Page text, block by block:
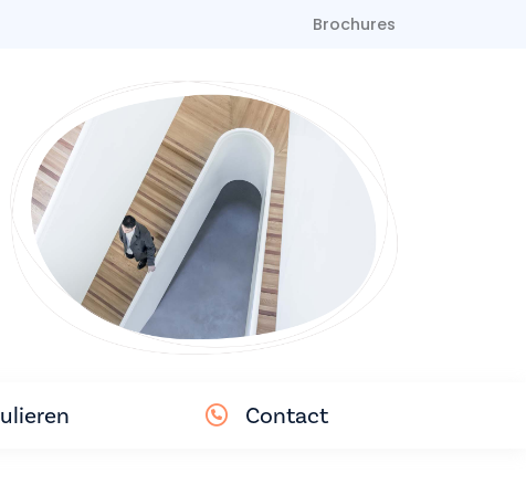
Brochures
Contact